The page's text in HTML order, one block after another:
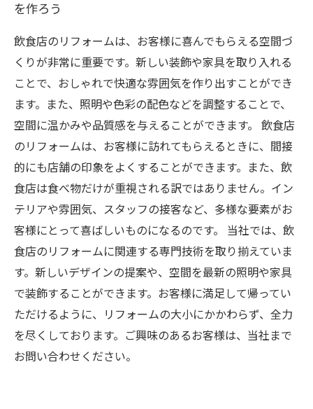
を作ろう
飲食店のリフォームは、お客様に喜んでもらえる空間づ
くりが非常に重要です。新しい装飾や家具を取り入れる
ことで、おしゃれで快適な雰囲気を作り出すことができ
ます。また、照明や色彩の配色などを調整することで、
空間に温かみや品質感を与えることができます。 飲食店
のリフォームは、お客様に訪れてもらえるときに、間接
的にも店舗の印象をよくすることができます。また、飲
食店は食べ物だけが重視される訳ではありません。イン
テリアや雰囲気、スタッフの接客など、多様な要素がお
客様にとって喜ばしいものになるのです。 当社では、飲
食店のリフォームに関連する専門技術を取り揃えていま
す。新しいデザインの提案や、空間を最新の照明や家具
で装飾することができます。お客様に満足して帰ってい
ただけるように、リフォームの大小にかかわらず、全力
を尽くしております。ご興味のあるお客様は、当社まで
お問い合わせください。